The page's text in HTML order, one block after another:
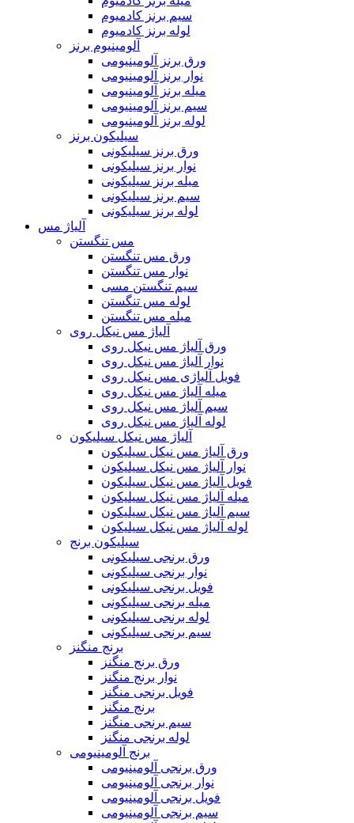
سیم برنز کادمیوم
لوله برنز کادمیوم
آلومینیوم برنز
ورق برنز آلومینیومی
نوار برنز آلومینیومی
میله برنز آلومینیومی
سیم برنز آلومینیومی
لوله برنز آلومینیومی
سیلیکون برنز
ورق برنز سیلیکونی
نوار برنز سیلیکونی
میله برنز سیلیکونی
سیم برنز سیلیکونی
لوله برنز سیلیکونی
آلیاژ مس
مس تنگستن
ورق مس تنگستن
نوار مس تنگستن
سیم تنگستن مسی
لوله مس تنگستن
میله مس تنگستن
آلیاژ مس نیکل روی
ورق آلیاژ مس نیکل روی
نوار آلیاژ مس نیکل روی
فویل آلیاژی مس نیکل روی
میله آلیاژ مس نیکل روی
سیم آلیاژ مس نیکل روی
لوله آلیاژ مس نیکل روی
آلیاژ مس نیکل سیلیکون
ورق آلیاژ مس نیکل سیلیکون
نوار آلیاژ مس نیکل سیلیکون
فویل آلیاژ مس نیکل سیلیکون
میله آلیاژ مس نیکل سیلیکون
سیم آلیاژ مس نیکل سیلیکون
لوله آلیاژ مس نیکل سیلیکون
سیلیکون برنج
ورق برنجی سیلیکونی
نوار برنجی سیلیکونی
فویل برنجی سیلیکونی
میله برنجی سیلیکونی
لوله برنجی سیلیکونی
سیم برنجی سیلیکونی
برنج منگنز
ورق برنج منگنز
نوار برنج منگنز
فویل برنجی منگنز
برنج منگنز
سیم برنجی منگنز
لوله برنجی منگنز
برنج آلومینیومی
ورق برنجی آلومینیومی
نوار برنجی آلومینیومی
فویل برنجی آلومینیومی
سیم برنجی آلومینیومی